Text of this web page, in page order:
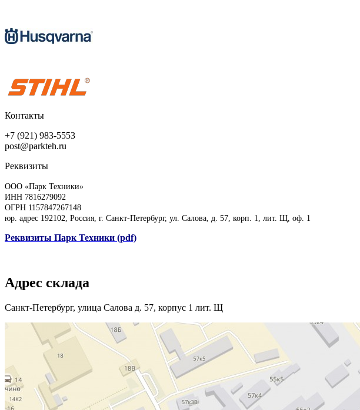
Контакты
+7 (921) 983-5553
post@parkteh.ru
Реквизиты
ООО «Парк Техники»
ИНН 7816279092
ОГРН 1157847267148
юр. адрес 192102, Россия, г. Санкт-Петербург, ул. Салова, д. 57, корп. 1, лит. Щ, оф. 1
Реквизиты Парк Техники (pdf)
Адрес склада
Санкт-Петербург, улица Салова д. 57, корпус 1 лит. Щ